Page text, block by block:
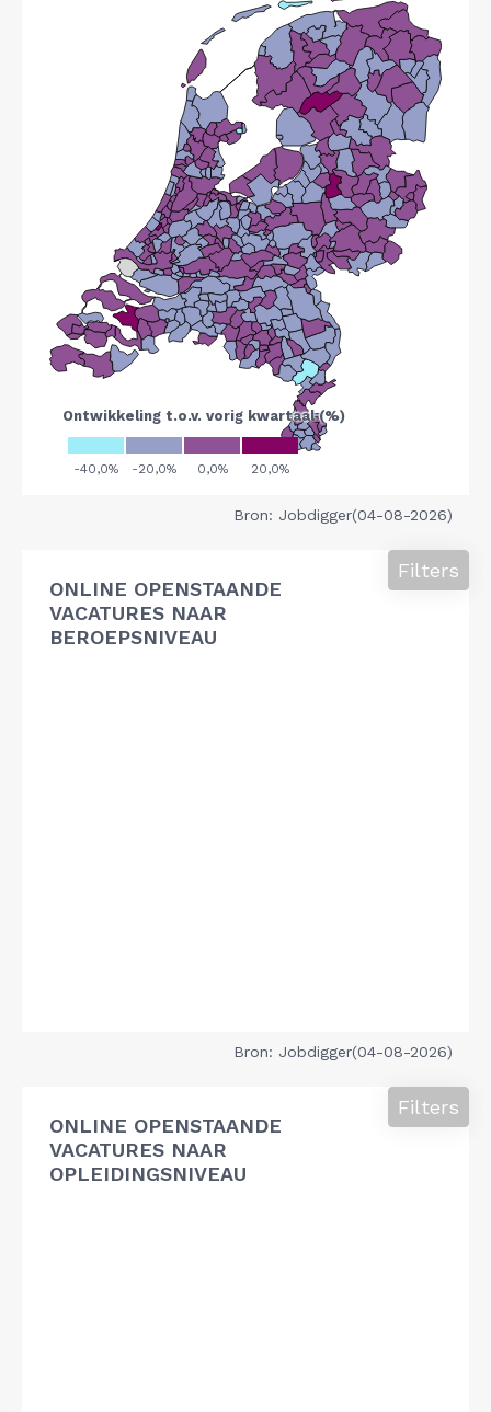
Bron: Jobdigger(04-08-2026)
ONLINE OPENSTAANDE
VACATURES NAAR
BEROEPSNIVEAU
Filters
Bron: Jobdigger(04-08-2026)
ONLINE OPENSTAANDE
VACATURES NAAR
OPLEIDINGSNIVEAU
Filters